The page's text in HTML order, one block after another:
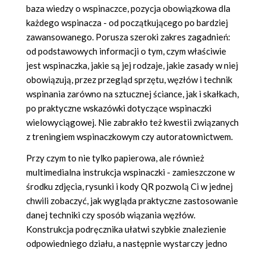
baza wiedzy o wspinaczce, pozycja obowiązkowa dla
każdego wspinacza - od początkującego po bardziej
zawansowanego. Porusza szeroki zakres zagadnień:
od podstawowych informacji o tym, czym właściwie
jest wspinaczka, jakie są jej rodzaje, jakie zasady w niej
obowiązują, przez przegląd sprzętu, węzłów i technik
wspinania zarówno na sztucznej ściance, jak i skałkach,
po praktyczne wskazówki dotyczące wspinaczki
wielowyciągowej. Nie zabrakło też kwestii związanych
z treningiem wspinaczkowym czy autoratownictwem.
Przy czym to nie tylko papierowa, ale również
multimedialna instrukcja wspinaczki - zamieszczone w
środku zdjęcia, rysunki i kody QR pozwolą Ci w jednej
chwili zobaczyć, jak wygląda praktyczne zastosowanie
danej techniki czy sposób wiązania węzłów.
Konstrukcja podręcznika ułatwi szybkie znalezienie
odpowiedniego działu, a następnie wystarczy jedno